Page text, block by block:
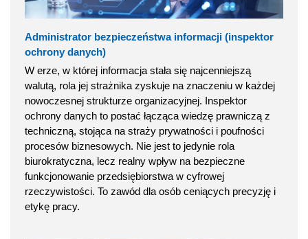
Administrator bezpieczeństwa informacji (inspektor
ochrony danych)
W erze, w której informacja stała się najcenniejszą
walutą, rola jej strażnika zyskuje na znaczeniu w każdej
nowoczesnej strukturze organizacyjnej. Inspektor
ochrony danych to postać łącząca wiedzę prawniczą z
techniczną, stojąca na straży prywatności i poufności
procesów biznesowych. Nie jest to jedynie rola
biurokratyczna, lecz realny wpływ na bezpieczne
funkcjonowanie przedsiębiorstwa w cyfrowej
rzeczywistości. To zawód dla osób ceniących precyzję i
etykę pracy.